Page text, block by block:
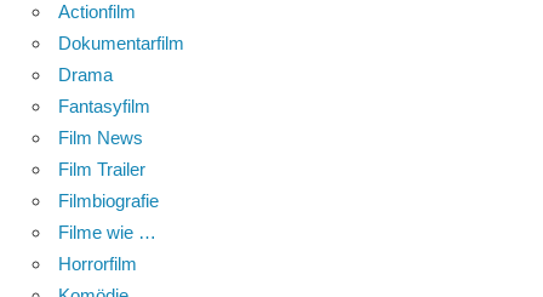
Actionfilm
Dokumentarfilm
Drama
Fantasyfilm
Film News
Film Trailer
Filmbiografie
Filme wie …
Horrorfilm